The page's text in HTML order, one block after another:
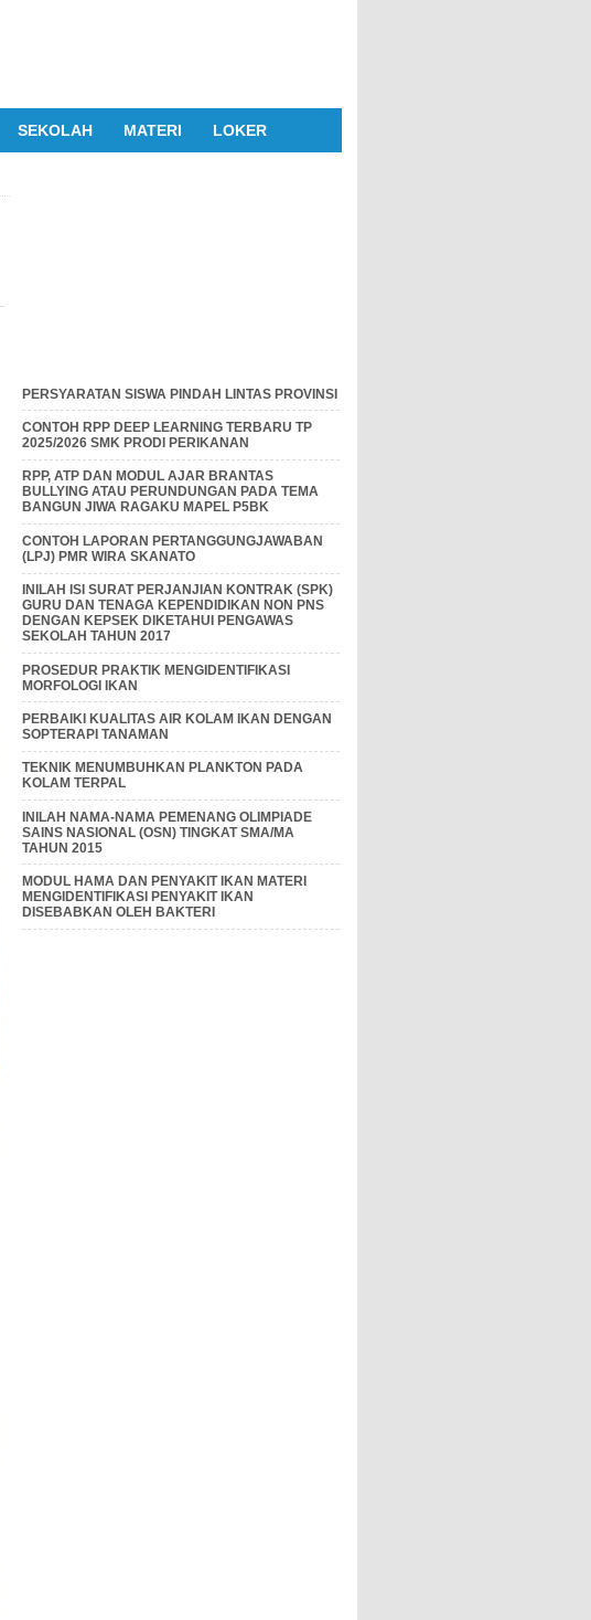
SEKOLAH MATERI LOKER
PERSYARATAN SISWA PINDAH LINTAS PROVINSI
CONTOH RPP DEEP LEARNING TERBARU TP
2025/2026 SMK PRODI PERIKANAN
RPP, ATP DAN MODUL AJAR BRANTAS
BULLYING ATAU PERUNDUNGAN PADA TEMA
BANGUN JIWA RAGAKU MAPEL P5BK
CONTOH LAPORAN PERTANGGUNGJAWABAN
(LPJ) PMR WIRA SKANATO
INILAH ISI SURAT PERJANJIAN KONTRAK (SPK)
GURU DAN TENAGA KEPENDIDIKAN NON PNS
DENGAN KEPSEK DIKETAHUI PENGAWAS
SEKOLAH TAHUN 2017
PROSEDUR PRAKTIK MENGIDENTIFIKASI
MORFOLOGI IKAN
PERBAIKI KUALITAS AIR KOLAM IKAN DENGAN
SOPTERAPI TANAMAN
TEKNIK MENUMBUHKAN PLANKTON PADA
KOLAM TERPAL
INILAH NAMA-NAMA PEMENANG OLIMPIADE
SAINS NASIONAL (OSN) TINGKAT SMA/MA
TAHUN 2015
MODUL HAMA DAN PENYAKIT IKAN MATERI
MENGIDENTIFIKASI PENYAKIT IKAN
DISEBABKAN OLEH BAKTERI